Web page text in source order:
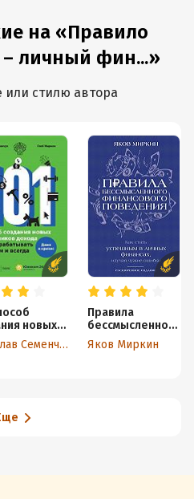
на «Правило
– личный фин...»
или стилю автора
новых
Как
Вячеслав Семенчук
Правила
бессмысленного
финансового
поведения. Как
Яков Миркин